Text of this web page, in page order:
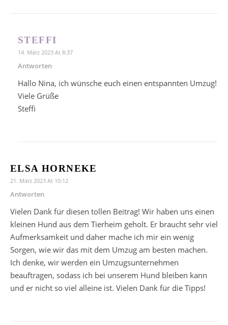
STEFFI
14. März 2023 At 8:37
Antworten
Hallo Nina, ich wünsche euch einen entspannten Umzug!
Viele Grüße
Steffi
ELSA HORNEKE
21. März 2023 At 10:12
Antworten
Vielen Dank für diesen tollen Beitrag! Wir haben uns einen
kleinen Hund aus dem Tierheim geholt. Er braucht sehr viel
Aufmerksamkeit und daher mache ich mir ein wenig
Sorgen, wie wir das mit dem Umzug am besten machen.
Ich denke, wir werden ein Umzugsunternehmen
beauftragen, sodass ich bei unserem Hund bleiben kann
und er nicht so viel alleine ist. Vielen Dank für die Tipps!